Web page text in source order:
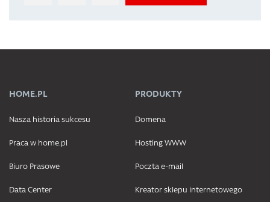
HOME.PL
Nasza historia sukcesu
Praca w home.pl
Biuro Prasowe
Data Center
PRODUKTY
Domena
Hosting WWW
Poczta e-mail
Kreator sklepu internetowego